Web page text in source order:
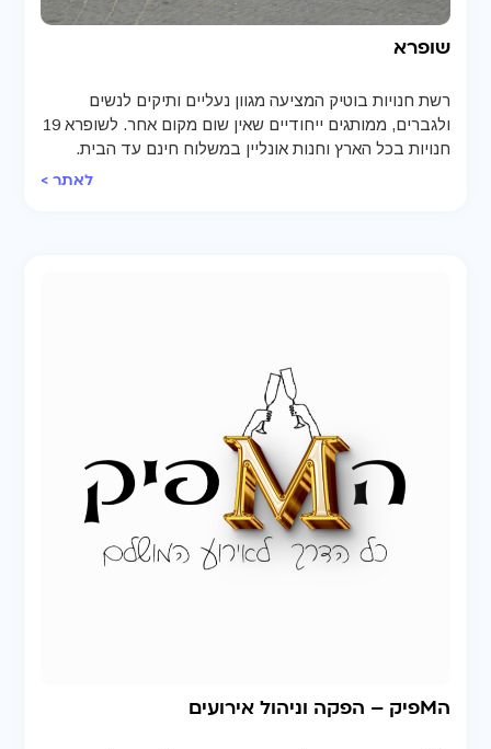
שופרא
רשת חנויות בוטיק המציעה מגוון נעליים ותיקים לנשים
ולגברים, ממותגים ייחודיים שאין שום מקום אחר. לשופרא 19
חנויות בכל הארץ וחנות אונליין במשלוח חינם עד הבית.
לאתר >
הMפיק – הפקה וניהול אירועים